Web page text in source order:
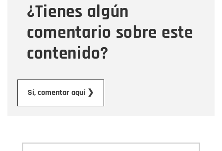
¿Tienes algún
comentario sobre este
contenido?
Sí, comentar aquí ❯
Mensaje